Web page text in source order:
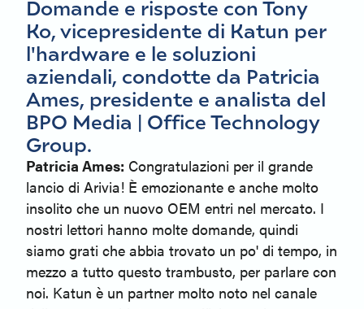
Domande e risposte con Tony
Ko, vicepresidente di Katun per
l'hardware e le soluzioni
aziendali, condotte da Patricia
Ames, presidente e analista del
BPO Media | Office Technology
Group.
Patricia Ames: Congratulazioni per il grande
lancio di Arivia! È emozionante e anche molto
insolito che un nuovo OEM entri nel mercato. I
nostri lettori hanno molte domande, quindi
siamo grati che abbia trovato un po' di tempo, in
mezzo a tutto questo trambusto, per parlare con
noi. Katun è un partner molto noto nel canale